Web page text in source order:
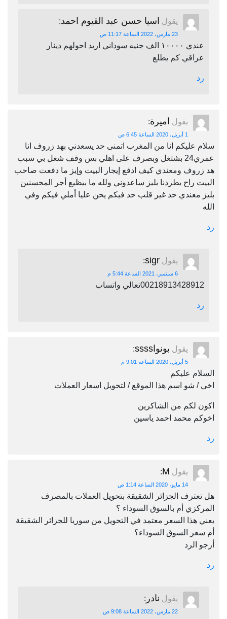
يقول اسيا حسن عبد القيوم احمد:
23 مارس، 2022 الساعة 11:17 ص
عندي ١٠٠٠٠ الف جنيه سوداني اريد احولهم دينار
عراقي كم يطلع
رد
يقول اميرة:
1 أبريل، 2020 الساعة 6:45 ص
سلام عليكم انا من المغرب اتمنى حد يسعدني بهد زروف انا
عمري24 بشتغل وبصرف على اهلي بس وقف شغل بي سبب
هد زروف ومعندي كيف ادفع إيجار البيت وإيز ما دفعت صاحب
البيت راح يطردنا بليز ساعدوني ولله ما بيظيع أجر المحسنين
بليز معندي حد غير قلب حد فيكم يحن عليا أملي فيكم وفي
الله
رد
يقول sigr
:
6 سبتمبر، 2021 الساعة 5:44 م
00218913428912تعالي واتساب
رد
يقول بونواssss :
5 أبريل، 2020 الساعة 9:01 م
السلام عليكم
اخي / شو اسم هذا الموقع / لتحويل اسعار العملات
اكون لكم من الشاكرين
اخوكم محمد احمد ياسين
رد
يقول M
:
14 مايو، 2020 الساعة 1:14 ص
هل تعترف الجزائر الشقيقة بتحويل العملات بالمصرف
المركزي أم بالسوق السوداء ؟
يعني هذا السعر معتمد في التحويل من سوريا للجزائر الشقيقة
أم سعر السوق السوداء؟
أرجو الرد
رد
يقول نادر :
22 مارس، 2022 الساعة 9:08 ص